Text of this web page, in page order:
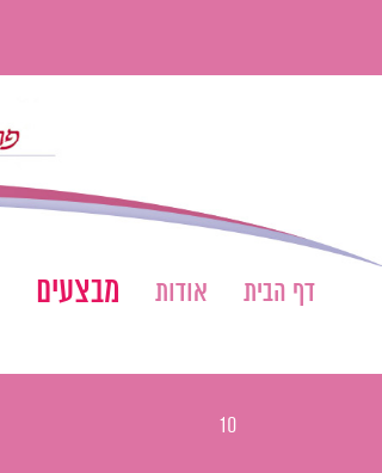
דף הבית אודות מבצעים
10